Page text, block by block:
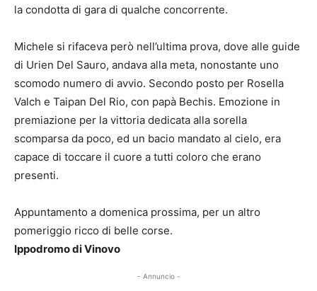
la condotta di gara di qualche concorrente.
Michele si rifaceva però nell’ultima prova, dove alle guide
di Urien Del Sauro, andava alla meta, nonostante uno
scomodo numero di avvio. Secondo posto per Rosella
Valch e Taipan Del Rio, con papà Bechis. Emozione in
premiazione per la vittoria dedicata alla sorella
scomparsa da poco, ed un bacio mandato al cielo, era
capace di toccare il cuore a tutti coloro che erano
presenti.
Appuntamento a domenica prossima, per un altro
pomeriggio ricco di belle corse.
Ippodromo di Vinovo
- Annuncio -